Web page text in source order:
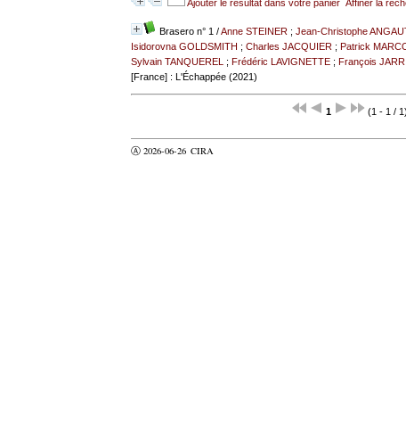
Ajouter le résultat dans votre panier Affiner la
Brasero n° 1 /Anne STEINER; Jean-Christophe
Isidorovna GOLDSMITH ; Charles JACQUIER; Patrick
Sylvain TANQUEREL
; Frédéric LAVIGNETTE; François
[France] : L'Échappée (2021)
1 (1 - 1 / 1)
Ⓐ 2026-06-26 CIRA